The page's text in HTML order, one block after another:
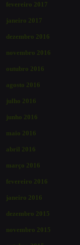
fevereiro 2017
janeiro 2017
dezembro 2016
novembro 2016
outubro 2016
agosto 2016
julho 2016
junho 2016
maio 2016
abril 2016
março 2016
fevereiro 2016
janeiro 2016
dezembro 2015
novembro 2015